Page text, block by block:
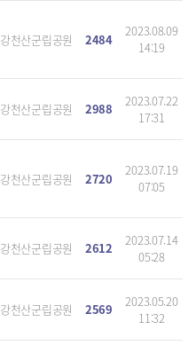
강천산군립공원 2484
2023.08.09
14:19
강천산군립공원 2988
2023.07.22
17:31
강천산군립공원 2720
2023.07.19
07:05
강천산군립공원 2612
2023.07.14
05:28
강천산군립공원 2569
2023.05.20
11:32